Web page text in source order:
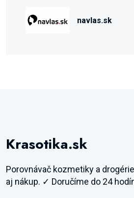
navlas.sk
Krasotika.sk
Porovnávač kozmetiky a
aj nákup. ✓ Doručíme do 24